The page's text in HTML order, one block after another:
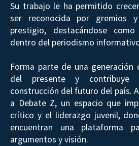
Su trabajo le ha permitido
ser reconocida por gremios
prestigio, destacándose
dentro del periodismo
Forma parte de una generación
del presente y contribuye
construcción del futuro del país.
a Debate Z, un espacio que
crítico y el liderazgo juvenil,
encuentran una plataforma
argumentos y visión.